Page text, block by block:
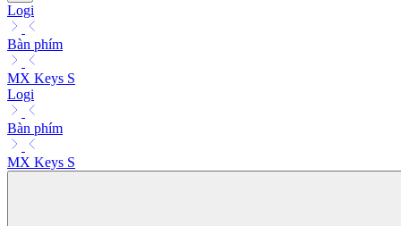
Logi
Bàn phím
MX Keys S
Logi
Bàn phím
MX Keys S